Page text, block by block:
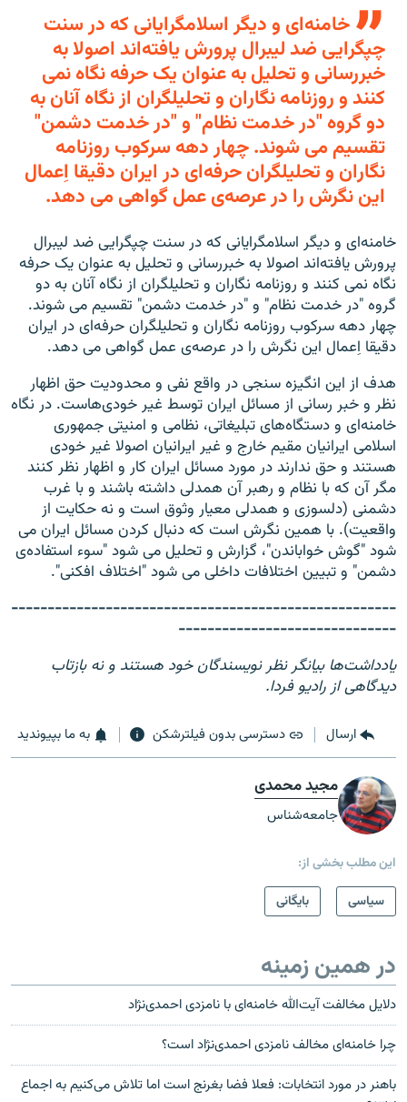
خامنه‌ای و دیگر اسلامگرایانی که در سنت
چپگرایی ضد لیبرال پرورش یافته‌اند اصولا به
خبررسانی و تحلیل به عنوان یک حرفه نگاه نمی
کنند و روزنامه نگاران و تحلیلگران از نگاه آنان به
دو گروه "در خدمت نظام" و "در خدمت دشمن"
تقسیم می شوند. چهار دهه سرکوب روزنامه
نگاران و تحلیلگران حرفه‌ای در ایران دقیقا اِعمال
این نگرش را در عرصه‌ی عمل گواهی می دهد.
خامنه‌ای و دیگر اسلامگرایانی که در سنت چپگرایی ضد لیبرال
پرورش یافته‌اند اصولا به خبررسانی و تحلیل به عنوان یک حرفه
نگاه نمی کنند و روزنامه نگاران و تحلیلگران از نگاه آنان به دو
گروه "در خدمت نظام" و "در خدمت دشمن" تقسیم می شوند.
چهار دهه سرکوب روزنامه نگاران و تحلیلگران حرفه‌ای در ایران
دقیقا اِعمال این نگرش را در عرصه‌ی عمل گواهی می دهد.
هدف از این انگیزه سنجی در واقع نفی و محدودیت حق اظهار
نظر و خبر رسانی از مسائل ایران توسط غیر خودی‌هاست. در نگاه
خامنه‌ای و دستگاه‌های تبلیغاتی، نظامی و امنیتی جمهوری
اسلامی ایرانیان مقیم خارج و غیر ایرانیان اصولا غیر خودی
هستند و حق ندارند در مورد مسائل ایران کار و اظهار نظر کنند
مگر آن که با نظام و رهبر آن همدلی داشته باشند و با غرب
دشمنی (دلسوزی و همدلی معیار وثوق است و نه حکایت از
واقعیت). با همین نگرش است که دنبال کردن مسائل ایران می
شود "گوش خواباندن"، گزارش و تحلیل می شود "سوء استفاده‌ی
دشمن" و تبیین اختلافات داخلی می شود "اختلاف افکنی".
-----------------------------------------------------
------------------------------
یادداشت‌ها بیانگر نظر نویسندگان خود هستند و نه بازتاب
دیدگاهی از رادیو فردا.
ارسال دسترسی بدون فیلترشکن به ما بپیوندید
مجید محمدی
جامعه‌شناس
این مطلب بخشی از:
سیاسی
بایگانی
در همین زمینه
دلایل مخالفت آیت‌الله خامنه‌ای با نامزدی احمدی‌نژاد
چرا خامنه‌ای مخالف نامزدی احمدی‌نژاد است؟
باهنر در مورد انتخابات: فعلا فضا بغرنج است اما تلاش می‌کنیم به اجماع